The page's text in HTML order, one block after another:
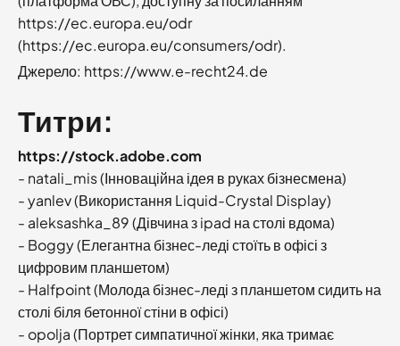
https://ec.europa.eu/odr
(https://ec.europa.eu/consumers/odr).
Джерело: https://www.e-recht24.de
Титри:
https://stock.adobe.com
- natali_mis (Інноваційна ідея в руках бізнесмена)
- yanlev (Використання Liquid-Crystal Display)
- aleksashka_89 (Дівчина з ipad на столі вдома)
- Boggy (Елегантна бізнес-леді стоїть в офісі з
цифровим планшетом)
- Halfpoint (Молода бізнес-леді з планшетом сидить на
столі біля бетонної стіни в офісі)
- opolja (Портрет симпатичної жінки, яка тримає